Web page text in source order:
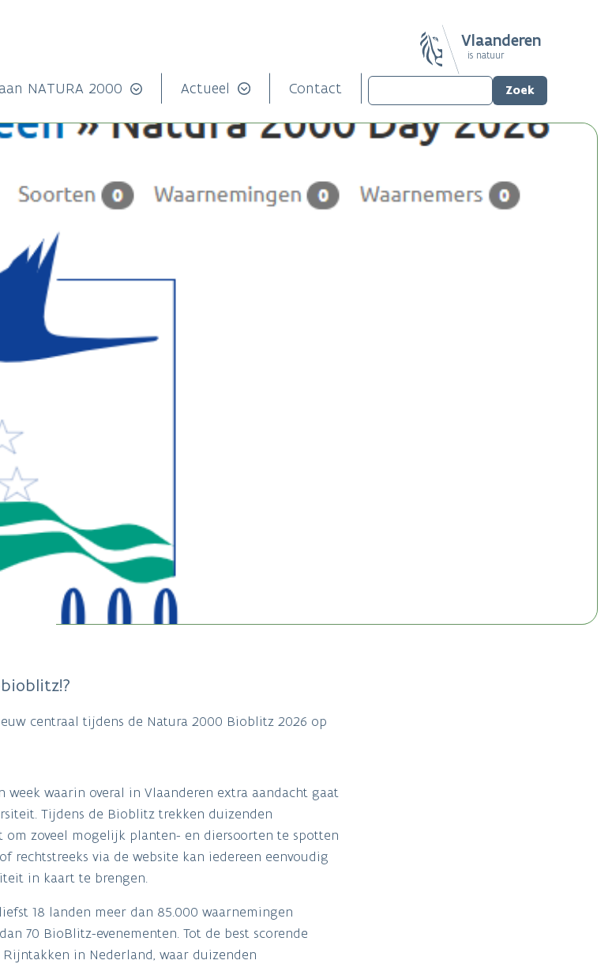
Vlaanderen
is natuur
NATURA 2000 Actueel Contact
centraal tijdens de Natura 2000 Bioblitz 2026 op
week waarin overal in Vlaanderen extra aandacht gaat
Tijdens de Bioblitz trekken duizenden
zoveel mogelijk planten- en diersoorten te spotten
rechtstreeks via de website kan iedereen eenvoudig
in kaart te brengen.
18 landen meer dan 85.000 waarnemingen
70 BioBlitz-evenementen. Tot de best scorende
in Nederland, waar duizenden